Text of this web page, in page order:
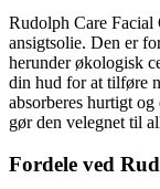
Rudolph Care
ansigtsolie. Den er
herunder økologisk
din hud for at tilføre
absorberes hurtigt
gør den velegnet til
Fordele ved